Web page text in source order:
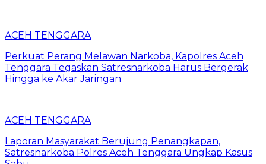
ACEH TENGGARA
Perkuat Perang Melawan Narkoba, Kapolres Aceh
Tenggara Tegaskan Satresnarkoba Harus Bergerak
Hingga ke Akar Jaringan
ACEH TENGGARA
Laporan Masyarakat Berujung Penangkapan,
Satresnarkoba Polres Aceh Tenggara Ungkap Kasus